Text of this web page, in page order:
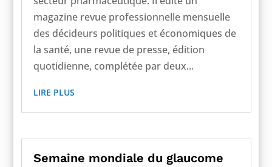
magazine revue professionnelle mensuelle
des décideurs politiques et économiques de
la santé, une revue de presse, édition
quotidienne, complétée par deux...
LIRE PLUS
Semaine mondiale du glaucome